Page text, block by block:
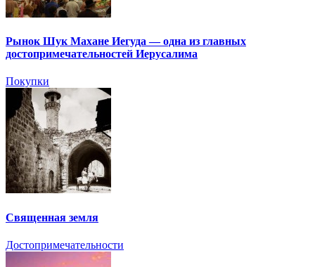
Рынок Шук Махане Иегуда — одна из главных
достопримечательностей Иерусалима
Покупки
Священная земля
Достопримечательности